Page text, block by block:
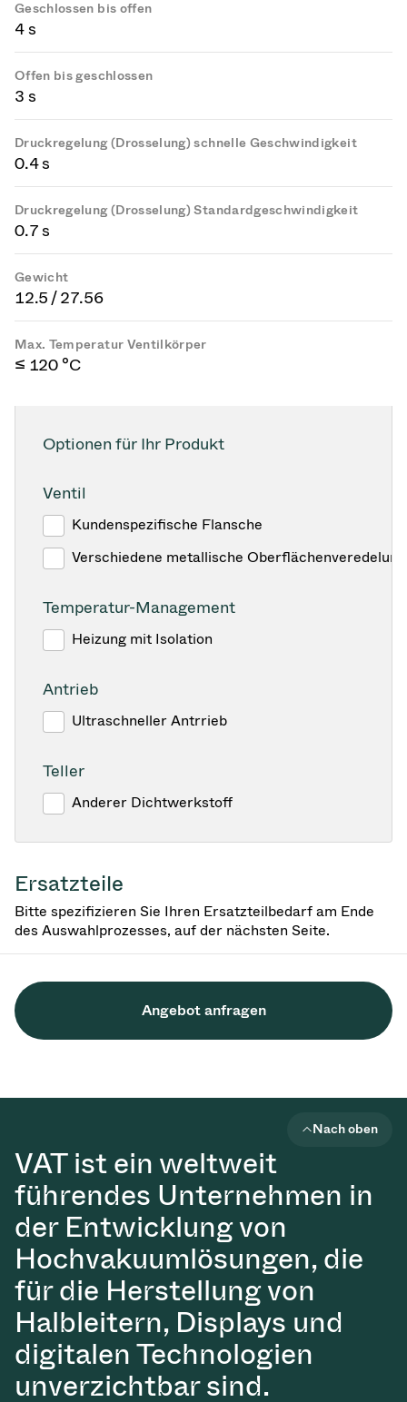
Geschlossen bis offen
4 s
Offen bis geschlossen
3 s
Druckregelung (Drosselung) schnelle Geschwindigkeit
0.4 s
Druckregelung (Drosselung) Standardgeschwindigkeit
0.7 s
Gewicht
12.5 / 27.56
Max. Temperatur Ventilkörper
≤ 120 °C
Optionen für Ihr Produkt
Ventil
Kundenspezifische Flansche
Verschiedene metallische
Temperatur-Management
Heizung mit Isolation
Antrieb
Ultraschneller Antrrieb
Teller
Anderer Dichtwerkstoff
Ersatzteile
Bitte spezifizieren Sie Ihren Ersatzteilbedarf am Ende
des Auswahlprozesses, auf der nächsten Seite.
Angebot anfragen
VAT ist ein weltweit
führendes Unternehmen in
der Entwicklung von
Hochvakuumlösungen, die
für die Herstellung von
Halbleitern, Displays und
digitalen Technologien
unverzichtbar sind.
Nach oben